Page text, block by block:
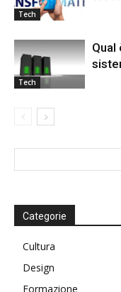
Tech
Tech
Categorie
Cultura
Design
Formazione